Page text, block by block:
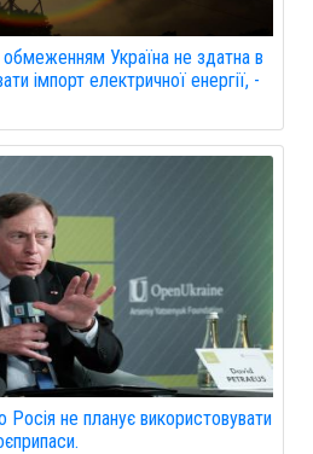
Україна не здатна в
імпорт електричної енергії, -
не планує використовувати